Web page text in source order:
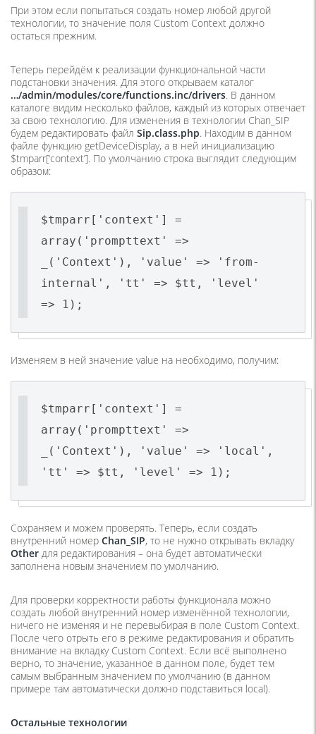
При этом если попытаться создать номер любой другой
технологии, то значение поля Custom Context должно
остаться прежним.
Теперь перейдём к реализации функциональной части
подстановки значения. Для этого открываем каталог
…/admin/modules/core/functions.inc/drivers. В данном
каталоге видим несколько файлов, каждый из которых отвечает
за свою технологию. Для изменения в технологии Chan_SIP
будем редактировать файл Sip.class.php. Находим в данном
файле функцию getDeviceDisplay, а в ней инициализацию
$tmparr[‘context’]. По умолчанию строка выглядит следующим
образом:
$tmparr['context'] =
array('prompttext' =>
_('Context'), 'value' => 'from-
internal', 'tt' => $tt, 'level'
=> 1);
Изменяем в ней значение value на необходимо, получим:
$tmparr['context'] =
array('prompttext' =>
_('Context'), 'value' => 'local',
'tt' => $tt, 'level' => 1);
Сохраняем и можем проверять. Теперь, если создать
внутренний номер Chan_ SIP, то не нужно открывать вкладку
Other для редактирования – она будет автоматически
заполнена новым значением по умолчанию.
Для проверки корректности работы функционала можно
создать любой внутренний номер изменённой технологии,
ничего не изменяя и не перевыбирая в поле Custom Context.
После чего отрыть его в режиме редактирования и обратить
внимание на вкладку Custom Context. Если всё выполнено
верно, то значение, указанное в данном поле, будет тем
самым выбранным значением по умолчанию (в данном
примере там автоматически должно подставиться local).
Остальные технологии